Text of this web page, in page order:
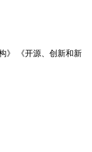
》 《开源、创新和新